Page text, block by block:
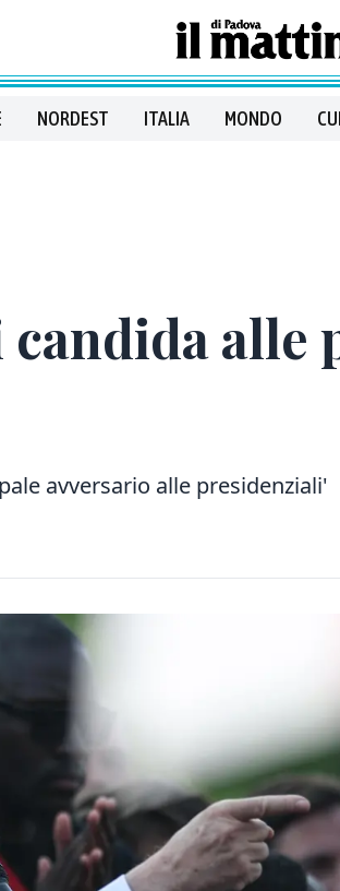
NORDEST ITALIA MONDO
alle
avversario alle presidenziali'